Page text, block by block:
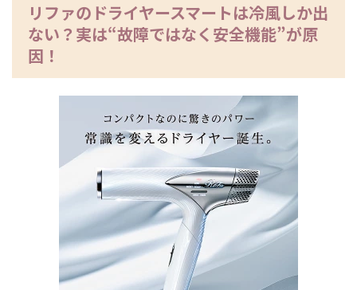
リファのドライヤースマートは冷風しか出
ない？実は“故障ではなく安全機能”が原
因！